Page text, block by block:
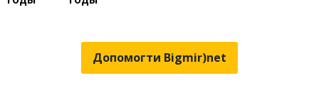
Допомогти Bigmir)net